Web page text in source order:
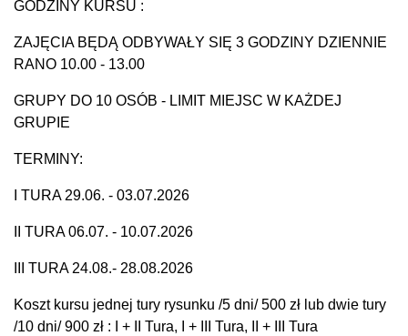
GODZINY KURSU :
ZAJĘCIA BĘDĄ ODBYWAŁY SIĘ 3 GODZINY DZIENNIE
RANO 10.00 - 13.00
GRUPY DO 10 OSÓB - LIMIT MIEJSC W KAŻDEJ
GRUPIE
TERMINY:
I TURA 29.06. - 03.07.2026
II TURA 06.07. - 10.07.2026
III TURA 24.08.- 28.08.2026
Koszt kursu jednej tury rysunku /5 dni/ 500 zł lub dwie tury
/10 dni/ 900 zł : I + II Tura, I + III Tura, II + III Tura